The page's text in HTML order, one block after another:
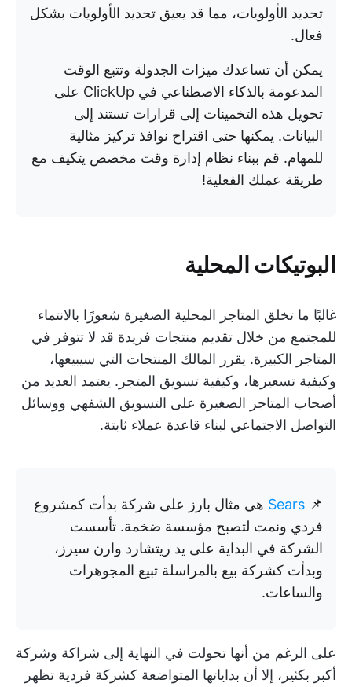
تحديد الأولويات، مما قد يعيق تحديد الأولويات بشكل
فعال.
يمكن أن تساعدك ميزات الجدولة وتتبع الوقت
المدعومة بالذكاء الاصطناعي في ClickUp على
تحويل هذه التخمينات إلى قرارات تستند إلى
البيانات. يمكنها حتى اقتراح نوافذ تركيز مثالية
للمهام. قم ببناء نظام إدارة وقت مخصص يتكيف مع
طريقة عملك الفعلية!
البوتيكات المحلية
غالبًا ما تخلق المتاجر المحلية الصغيرة شعورًا بالانتماء
للمجتمع من خلال تقديم منتجات فريدة قد لا تتوفر في
المتاجر الكبيرة. يقرر المالك المنتجات التي سيبيعها،
وكيفية تسعيرها، وكيفية تسويق المتجر. يعتمد العديد من
أصحاب المتاجر الصغيرة على التسويق الشفهي ووسائل
التواصل الاجتماعي لبناء قاعدة عملاء ثابتة.
📌
Sears هي مثال بارز على شركة بدأت كمشروع
فردي ونمت لتصبح مؤسسة ضخمة. تأسست
الشركة في البداية على يد ريتشارد وارن سيرز،
وبدأت كشركة بيع بالمراسلة تبيع المجوهرات
والساعات.
على الرغم من أنها تحولت في النهاية إلى شراكة وشركة
أكبر بكثير، إلا أن بداياتها المتواضعة كشركة فردية تظهر